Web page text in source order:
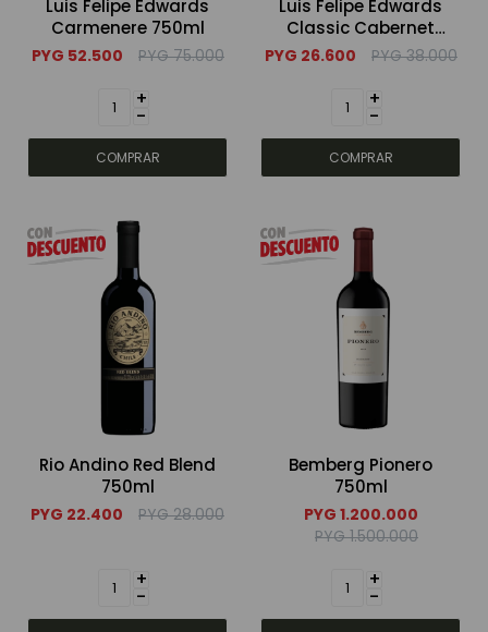
Luis Felipe Edwards
Carmenere 750ml
PYG 52.500 PYG 75.000
+
-
Luis Felipe Edwards
Classic Cabernet
Sauvignon 750ml
PYG 26.600 PYG 38.000
+
-
Rio Andino Red Blend
750ml
PYG 22.400 PYG 28.000
+
-
Bemberg Pionero
750ml
PYG 1.200.000
PYG 1.500.000
+
-
Bebidas sin alcohol
Accesorios y regalos
Cuidado personal
Promociones